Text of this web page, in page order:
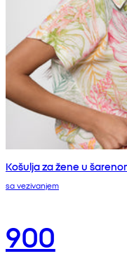
Košulja za žene u
sa vezivanjem
900